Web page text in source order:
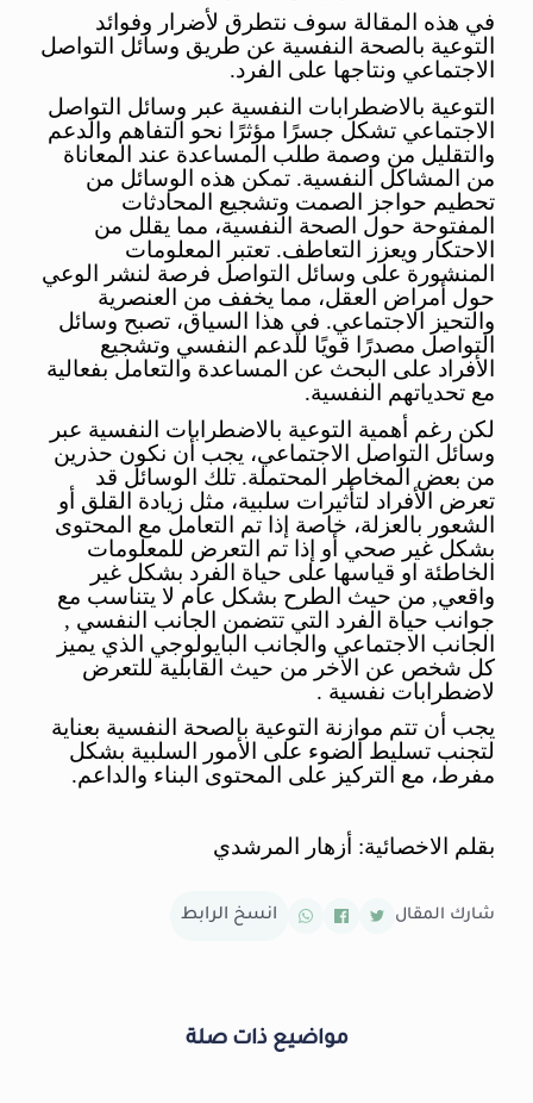
في هذه المقالة سوف نتطرق لأضرار وفوائد
التوعية بالصحة النفسية عن طريق وسائل التواصل
الاجتماعي ونتاجها على الفرد.
التوعية بالاضطرابات النفسية عبر وسائل التواصل
الاجتماعي تشكل جسرًا مؤثرًا نحو التفاهم والدعم
والتقليل من وصمة طلب المساعدة عند المعاناة
من المشاكل النفسية. تمكن هذه الوسائل من
تحطيم حواجز الصمت وتشجيع المحادثات
المفتوحة حول الصحة النفسية، مما يقلل من
الاحتكار ويعزز التعاطف. تعتبر المعلومات
المنشورة على وسائل التواصل فرصة لنشر الوعي
حول أمراض العقل، مما يخفف من العنصرية
والتحيز الاجتماعي. في هذا السياق، تصبح وسائل
التواصل مصدرًا قويًا للدعم النفسي وتشجيع
الأفراد على البحث عن المساعدة والتعامل بفعالية
مع تحدياتهم النفسية.
لكن رغم أهمية التوعية بالاضطرابات النفسية عبر
وسائل التواصل الاجتماعي، يجب أن نكون حذرين
من بعض المخاطر المحتملة. تلك الوسائل قد
تعرض الأفراد لتأثيرات سلبية، مثل زيادة القلق أو
الشعور بالعزلة، خاصة إذا تم التعامل مع المحتوى
بشكل غير صحي أو إذا تم التعرض للمعلومات
الخاطئة او قياسها على حياة الفرد بشكل غير
واقعي, من حيث الطرح بشكل عام لا يتناسب مع
جوانب حياة الفرد التي تتضمن الجانب النفسي ,
الجانب الاجتماعي والجانب البايولوجي الذي يميز
كل شخص عن الاخر من حيث القابلية للتعرض
لاضطرابات نفسية .
يجب أن تتم موازنة التوعية بالصحة النفسية بعناية
لتجنب تسليط الضوء على الأمور السلبية بشكل
مفرط، مع التركيز على المحتوى البناء والداعم.
بقلم الاخصائية: أزهار المرشدي
شارك المقال تم نسخ الرابط !
انسخ الرابط
مواضيع ذات صلة